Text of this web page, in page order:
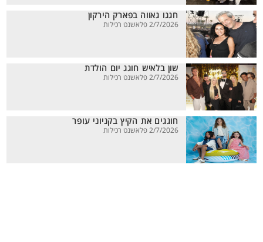
חגגו גאווה בפארק הירקון
2/7/2026 פלאשנט רכילות
שון בלאיש חוגג יום הולדת
2/7/2026 פלאשנט רכילות
חוגגים את הקיץ בקניוני עופר
2/7/2026 פלאשנט רכילות